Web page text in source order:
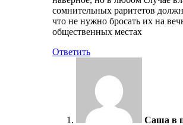
сомнительных раритетов
что не нужно бросать их на
общественных местах
Ответить
Саша в